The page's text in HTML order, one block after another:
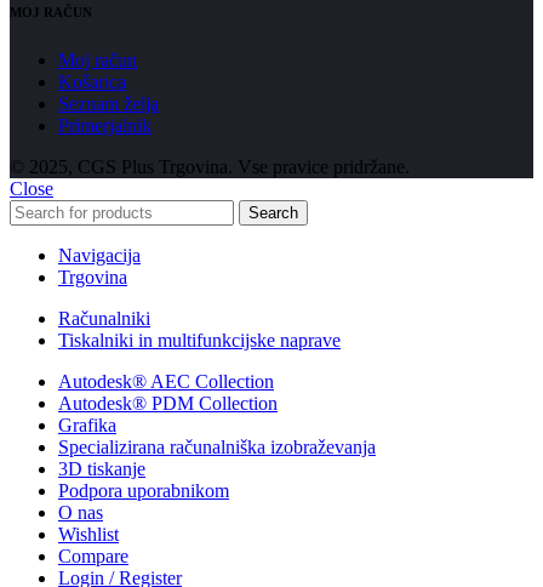
MOJ RAČUN
Moj račun
Košarica
Seznam želja
Primerjalnik
© 2025, CGS Plus Trgovina. Vse pravice pridržane.
Close
Search
Navigacija
Trgovina
Računalniki
Tiskalniki in multifunkcijske naprave
Autodesk® AEC Collection
Autodesk® PDM Collection
Grafika
Specializirana računalniška izobraževanja
3D tiskanje
Podpora uporabnikom
O nas
Wishlist
Compare
Login / Register